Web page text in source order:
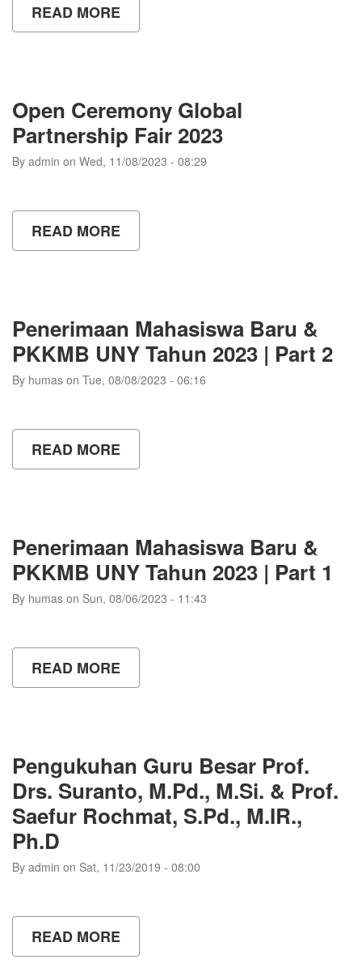
READ MORE
GLOBAL
2
Open Ceremony Global
Partnership Fair 2023
By admin on Wed, 11/08/2023 - 08:29
READ MORE
OPEN
2023
Penerimaan Mahasiswa Baru &
PKKMB UNY Tahun 2023 | Part 2
By humas on Tue, 08/08/2023 - 06:16
READ MORE
PENERIMAAN
UNY
TAHUN
2023
|
PART
2
Penerimaan Mahasiswa Baru &
PKKMB UNY Tahun 2023 | Part 1
By humas on Sun, 08/06/2023 - 11:43
READ MORE
PENERIMAAN
UNY
TAHUN
2023
|
PART
1
Pengukuhan Guru Besar Prof.
Drs. Suranto, M.Pd., M.Si. & Prof.
Saefur Rochmat, S.Pd., M.IR.,
Ph.D
By admin on Sat, 11/23/2019 - 08:00
READ MORE
PENGUKUHAN